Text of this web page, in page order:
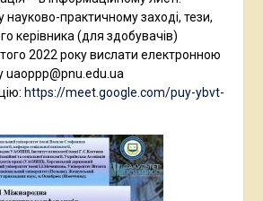
науково-практичному заході, тези,
керівника (для здобувачів)
2022 року вислати електронною
https://meet.google.com/puy-ybvt-